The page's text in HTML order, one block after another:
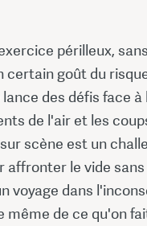
périlleux,
certain goût du
des défis face à
de l'air et les
scène est un
affronter le vide
voyage dans
de ce qu'on